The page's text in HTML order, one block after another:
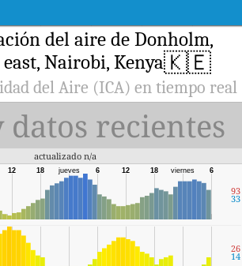
del aire de Donholm,
Nairobi, Kenya🇰🇪
del Aire (ICA) en tiempo real
datos recientes
actualizado n/a
6
viernes
18
12
6
jueves
18
12
93
33
26
14